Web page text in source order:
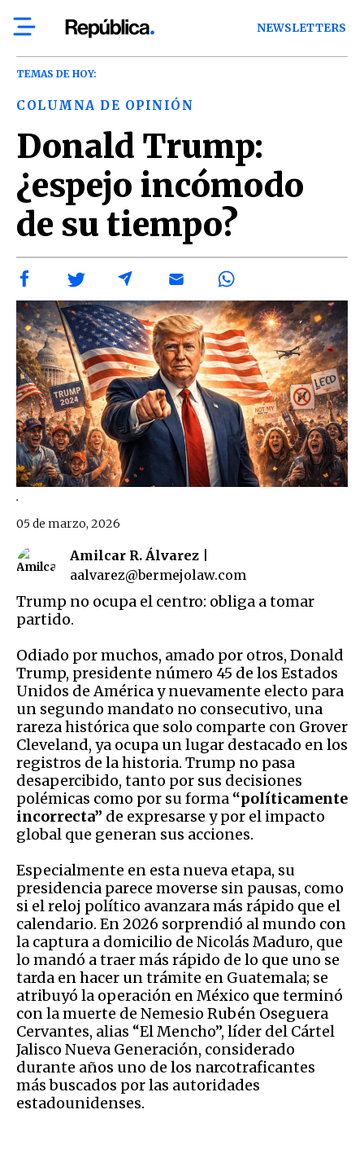
NEWSLETTERS
TEMAS DE HOY:
COLUMNA DE OPINIÓN
Donald Trump:
¿espejo incómodo
de su tiempo?
.
Amilcar R. Álvarez |
aalvarez@bermejolaw.com
05 de marzo, 2026
Trump no ocupa el centro: obliga a tomar
partido.
Odiado por muchos, amado por otros, Donald
Trump, presidente número 45 de los Estados
Unidos de América y nuevamente electo para
un segundo mandato no consecutivo, una
rareza histórica que solo comparte con Grover
Cleveland, ya ocupa un lugar destacado en los
registros de la historia. Trump no pasa
desapercibido, tanto por sus decisiones
polémicas como por su forma “políticamente
incorrecta” de expresarse y por el impacto
global que generan sus acciones.
Especialmente en esta nueva etapa, su
presidencia parece moverse sin pausas, como
si el reloj político avanzara más rápido que el
calendario. En 2026 sorprendió al mundo con
la captura a domicilio de Nicolás Maduro, que
lo mandó a traer más rápido de lo que uno se
tarda en hacer un trámite en Guatemala; se
atribuyó la operación en México que terminó
con la muerte de Nemesio Rubén Oseguera
Cervantes, alias “El Mencho”, líder del Cártel
Jalisco Nueva Generación, considerado
durante años uno de los narcotraficantes
más buscados por las autoridades
estadounidenses.